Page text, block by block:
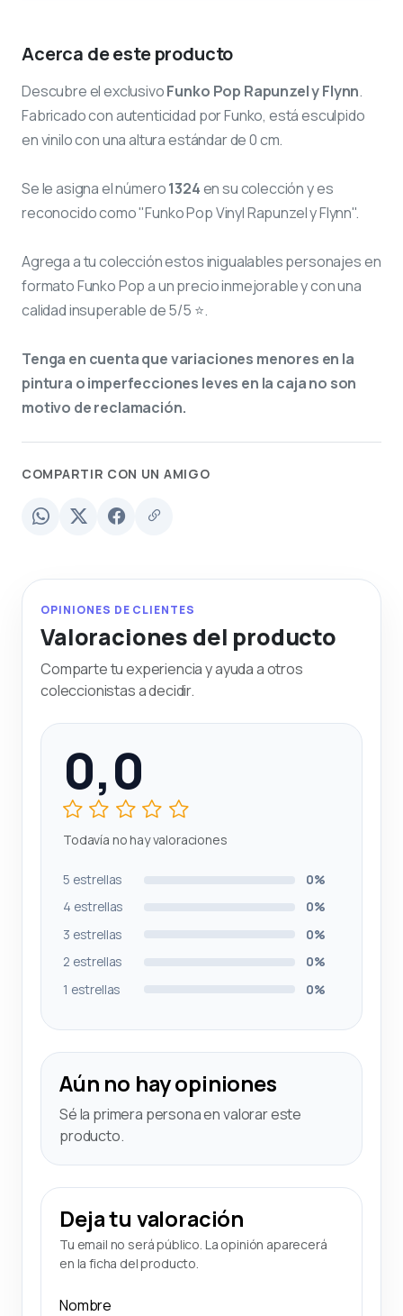
Acerca de este producto
Descubre el exclusivoFunko Pop Rapunzel y Flynn.
Fabricado con autenticidad por Funko, está esculpido
en vinilo con una altura estándar de 0 cm.
Se le asigna el número1324en su colección y es
reconocido como "Funko Pop Vinyl Rapunzel y Flynn".
Agrega a tu colección estos inigualables personajes en
formato Funko Pop a un precio inmejorable y con una
calidad insuperable de 5/5 ⭐.
Tenga en cuenta que variaciones menores en la
pintura o imperfecciones leves en la caja no son
motivo de reclamación.
COMPARTIR CON UN AMIGO
OPINIONES DE CLIENTES
Valoraciones del producto
Comparte tu experiencia y ayuda a otros
coleccionistas a decidir.
0,0
Todavía no hay valoraciones
5 estrellas
0%
4 estrellas
0%
3 estrellas
0%
2 estrellas
0%
1 estrellas
0%
Aún no hay opiniones
Sé la primera persona en valorar este
producto.
Deja tu valoración
Tu email no será público. La opinión aparecerá
en la ficha del producto.
Nombre